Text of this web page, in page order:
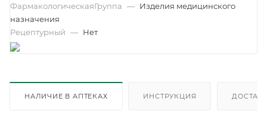
ФармакологическаяГруппа — Изделия медицинского
назначения
Рецептурный — Нет
НАЛИЧИЕ В АПТЕКАХ ИНСТРУКЦИЯ